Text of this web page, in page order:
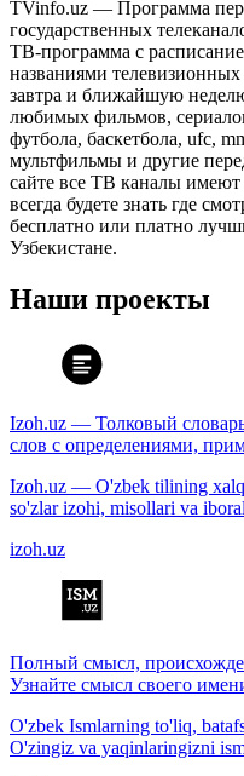
TVinfo.uz — Программа
государственных
ТВ-программа с
названиями телевизионных
завтра и ближайшую
любимых фильмов,
футбола, баскетбола, ufc,
мультфильмы и другие
сайте все ТВ каналы
всегда будете знать где
бесплатно или платно
Узбекистане.
Наши проекты
Izoh.uz — Толковый
слов с определениями,
Izoh.uz — O'zbek tilining
so'zlar izohi, misollari va
izoh.uz
Полный смысл,
Узнайте смысл своего
O'zbek Ismlarning to'liq,
O'zingiz va yaqinlaringizni